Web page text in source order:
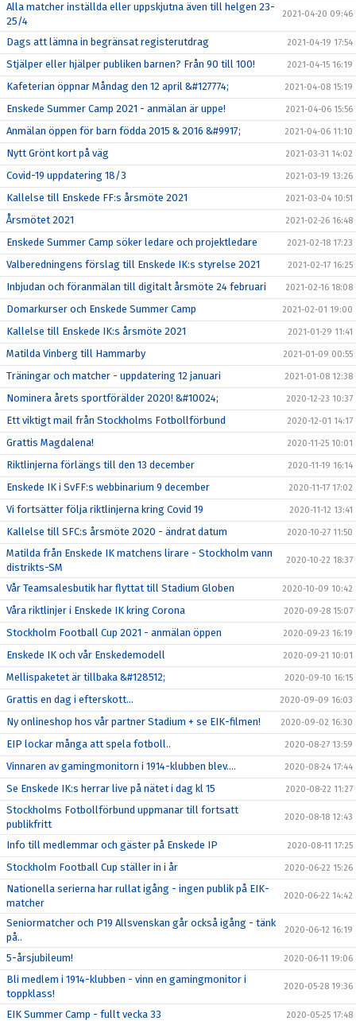
Alla matcher inställda eller uppskjutna även till helgen 23-
25/4
2021-04-20 09:46
Dags att lämna in begränsat registerutdrag 2021-04-19 17:54
Stjälper eller hjälper publiken barnen? Från 90 till 100! 2021-04-15 16:19
Kafeterian öppnar Måndag den 12 april &#127774; 2021-04-08 15:19
Enskede Summer Camp 2021 - anmälan är uppe! 2021-04-06 15:56
Anmälan öppen för barn födda 2015 & 2016 &#9917; 2021-04-06 11:10
Nytt Grönt kort på väg 2021-03-31 14:02
Covid-19 uppdatering 18/3 2021-03-19 13:26
Kallelse till Enskede FF:s årsmöte 2021 2021-03-04 10:51
Årsmötet 2021 2021-02-26 16:48
Enskede Summer Camp söker ledare och projektledare 2021-02-18 17:23
Valberedningens förslag till Enskede IK:s styrelse 2021 2021-02-17 16:25
Inbjudan och föranmälan till digitalt årsmöte 24 februari 2021-02-16 18:08
Domarkurser och Enskede Summer Camp 2021-02-01 19:00
Kallelse till Enskede IK:s årsmöte 2021 2021-01-29 11:41
Matilda Vinberg till Hammarby 2021-01-09 00:55
Träningar och matcher - uppdatering 12 januari 2021-01-08 12:38
Nominera årets sportförälder 2020! &#10024; 2020-12-23 10:37
Ett viktigt mail från Stockholms Fotbollförbund 2020-12-01 14:17
Grattis Magdalena! 2020-11-25 10:01
Riktlinjerna förlängs till den 13 december 2020-11-19 16:14
Enskede IK i SvFF:s webbinarium 9 december 2020-11-17 17:02
Vi fortsätter följa riktlinjerna kring Covid 19 2020-11-12 13:41
Kallelse till SFC:s årsmöte 2020 - ändrat datum 2020-10-27 11:50
Matilda från Enskede IK matchens lirare - Stockholm vann
distrikts-SM
2020-10-22 18:37
Vår Teamsalesbutik har flyttat till Stadium Globen 2020-10-09 10:42
Våra riktlinjer i Enskede IK kring Corona 2020-09-28 15:07
Stockholm Football Cup 2021 - anmälan öppen 2020-09-23 16:19
Enskede IK och vår Enskedemodell 2020-09-21 10:01
Mellispaketet är tillbaka &#128512; 2020-09-10 16:15
Grattis en dag i efterskott... 2020-09-09 16:03
Ny onlineshop hos vår partner Stadium + se EIK-filmen! 2020-09-02 16:30
EIP lockar många att spela fotboll.. 2020-08-27 13:59
Vinnaren av gamingmonitorn i 1914-klubben blev.... 2020-08-24 17:44
Se Enskede IK:s herrar live på nätet i dag kl 15 2020-08-22 11:27
Stockholms Fotbollförbund uppmanar till fortsatt
publikfritt
2020-08-18 12:43
Info till medlemmar och gäster på Enskede IP 2020-08-11 17:25
Stockholm Football Cup ställer in i år 2020-06-22 15:26
Nationella serierna har rullat igång - ingen publik på EIK-
matcher
2020-06-22 14:42
Seniormatcher och P19 Allsvenskan går också igång - tänk
på..
2020-06-12 16:19
5-årsjubileum! 2020-06-11 19:06
Bli medlem i 1914-klubben - vinn en gamingmonitor i
toppklass!
2020-05-28 19:36
EIK Summer Camp - fullt vecka 33 2020-05-25 17:48